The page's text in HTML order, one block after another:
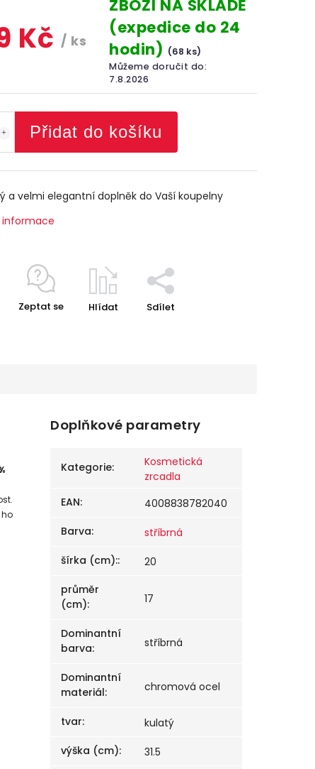
Kč / ks
ZBOŽÍ NA SKLADĚ
(expedice do 24
hodin) (68 ks)
Můžeme doručit do:
7.8.2026
Přidat do košíku
a velmi elegantní doplněk do Vaší koupelny
informace
Zeptat se Hlídat Sdílet
ho
Doplňkové parametry
Kategorie:
Kosmetická
zrcadla
EAN:
4008838782040
Barva:
stříbrná
šírka (cm)::
20
průměr
(cm): 17
Dominantní
barva: stříbrná
Dominantní
materiál: chromová ocel
tvar:
kulatý
výška (cm):
31.5